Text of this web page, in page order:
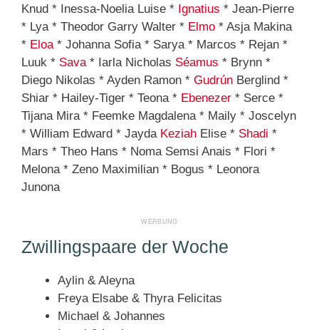
Knud * Inessa-Noelia Luise * Ignatius * Jean-Pierre
* Lya * Theodor Garry Walter * Elmo * Asja Makina
* Eloa* Johanna Sofia * Sarya * Marcos * Rejan *
Luuk * Sava* Iarla Nicholas Séamus * Brynn *
Diego Nikolas * Ayden Ramon * Gudrún Berglind *
Shiar * Hailey-Tiger * Teona * Ebenezer * Serce *
Tijana Mira * Feemke Magdalena * Maily * Joscelyn
* William Edward * Jayda Keziah Elise * Shadi *
Mars * Theo Hans * Noma Semsi Anais * Flori *
Melona * Zeno Maximilian * Bogus * Leonora
Junona
Zwillingspaare der Woche
Aylin & Aleyna
Freya Elsabe & Thyra Felicitas
Michael & Johannes